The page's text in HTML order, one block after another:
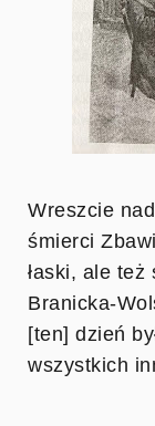
Wreszcie
śmierci
łaski, ale
Branicka-
[ten] dzień
wszystkich